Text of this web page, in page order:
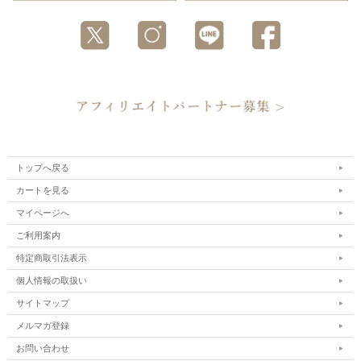
トップへ戻る
カートを見る
マイページへ
ご利用案内
特定商取引法表示
個人情報の取扱い
サイトマップ
メルマガ登録
お問い合わせ